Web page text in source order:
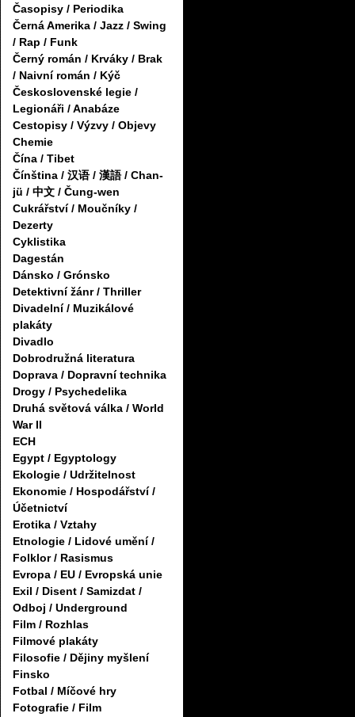
Časopisy / Periodika
Černá Amerika / Jazz / Swing
/ Rap / Funk
Černý román / Krváky / Brak
/ Naivní román / Kýč
Československé legie /
Legionáři / Anabáze
Cestopisy / Výzvy / Objevy
Chemie
Čína / Tibet
Čínština / 汉语 / 漢語 / Chan-
jü / 中文 / Čung-wen
Cukrářství / Moučníky /
Dezerty
Cyklistika
Dagestán
Dánsko / Grónsko
Detektivní žánr / Thriller
Divadelní / Muzikálové
plakáty
Divadlo
Dobrodružná literatura
Doprava / Dopravní technika
Drogy / Psychedelika
Druhá světová válka / World
War II
ECH
Egypt / Egyptology
Ekologie / Udržitelnost
Ekonomie / Hospodářství /
Účetnictví
Erotika / Vztahy
Etnologie / Lidové umění /
Folklor / Rasismus
Evropa / EU / Evropská unie
Exil / Disent / Samizdat /
Odboj / Underground
Film / Rozhlas
Filmové plakáty
Filosofie / Dějiny myšlení
Finsko
Fotbal / Míčové hry
Fotografie / Film